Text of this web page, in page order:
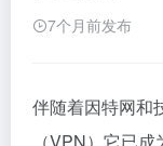
7个月前发布
伴随着因特网和